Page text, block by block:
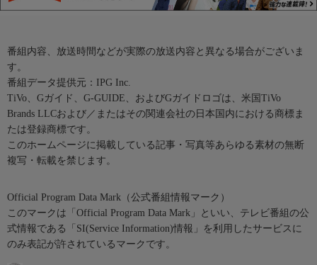
番組内容、放送時間などが実際の放送内容と異なる場合がございま
す。
番組データ提供元：IPG Inc.
TiVo、Gガイド、G-GUIDE、およびGガイドロゴは、米国TiVo
Brands LLCおよび／またはその関連会社の日本国内における商標ま
たは登録商標です。
このホームページに掲載している記事・写真等あらゆる素材の無断
複写・転載を禁じます。
Official Program Data Mark（公式番組情報マーク）
このマークは「Official Program Data Mark」といい、テレビ番組の公
式情報である「SI(Service Information)情報」を利用したサービスに
のみ表記が許されているマークです。